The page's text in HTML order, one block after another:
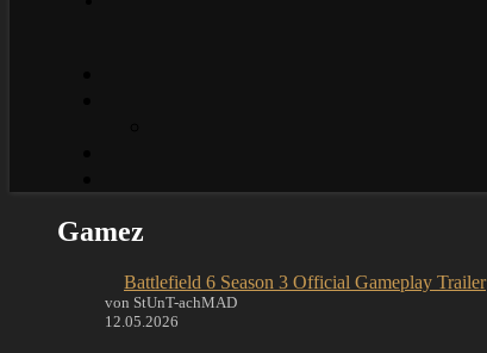
Gamez
Battlefield 6 Season 3 Official Gameplay Trailer
von StUnT-achMAD
12.05.2026